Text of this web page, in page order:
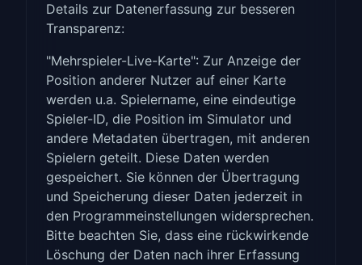
Details zur Datenerfassung zur besseren
Transparenz:
"Mehrspieler-Live-Karte": Zur Anzeige der
Position anderer Nutzer auf einer Karte
werden u.a. Spielername, eine eindeutige
Spieler-ID, die Position im Simulator und
andere Metadaten übertragen, mit anderen
Spielern geteilt. Diese Daten werden
gespeichert. Sie können der Übertragung
und Speicherung dieser Daten jederzeit in
den Programmeinstellungen widersprechen.
Bitte beachten Sie, dass eine rückwirkende
Löschung der Daten nach ihrer Erfassung